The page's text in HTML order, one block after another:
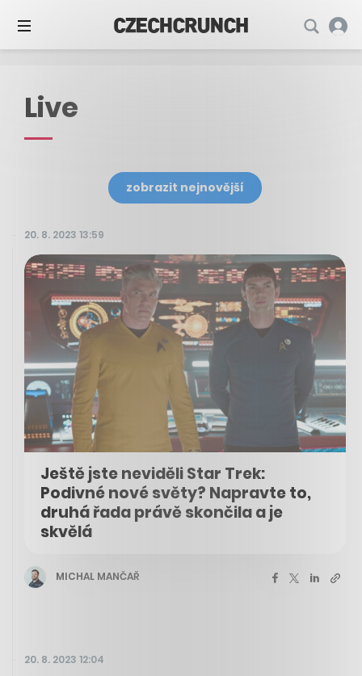
Live
zobrazit nejnovější
20. 8. 2023 13:59
Ještě jste neviděli Star Trek:
Podivné nové světy? Napravte to,
druhá řada právě skončila a je
skvělá
MICHAL MANČAŘ
20. 8. 2023 12:04